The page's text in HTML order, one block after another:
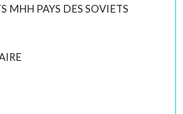
MHH PAYS DES SOVIETS